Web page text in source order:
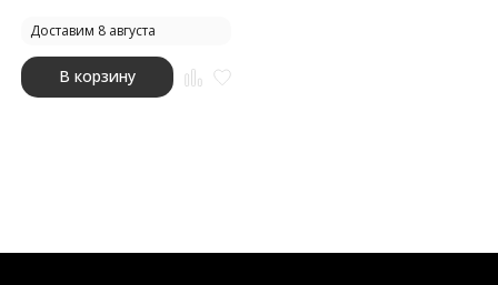
Доставим 8 августа
В корзину